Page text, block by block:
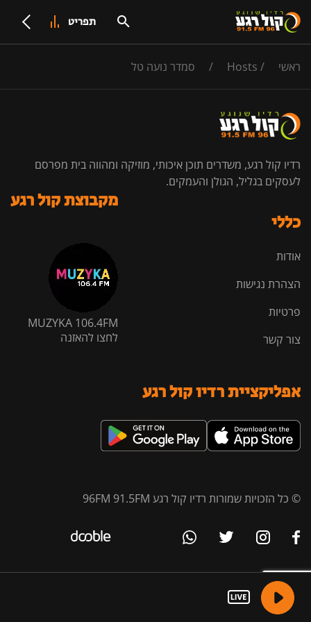
תפריט
ראשי /
Hosts
/ סמדר נועה טל
רדיו קול רגע, משדרים תוכן איכותי, מוזיקה ומהווה בית מפרסם
לעסקים בגליל, הגולן והעמקים.
כללי
אודות
הצהרת נגישות
פרטיות
צור קשר
מקבוצת קול רגע
MUZYKA 106.4FM
לחצו להאזנה
אפליקציית רדיו קול רגע
© כל הזכויות שמורות רדיו קול רגע 96FM 91.5FM